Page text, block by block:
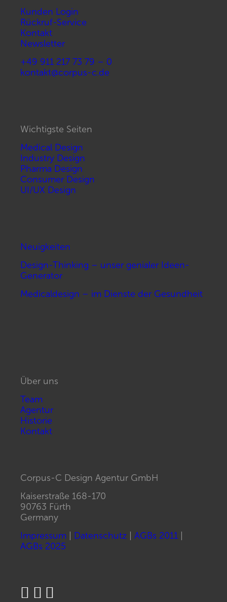
Kunden Login
Rückruf-Service
Kontakt
Newsletter
+49 911 217 73 79 – 0
kontakt@corpus-c.de
Wichtigste Seiten
Medical Design
Industry Design
Pharma Design
Consumer Design
UI/UX Design
Neuigkeiten
Design-Thinking – unser genialer Ideen-
Generator
Medicaldesign – im Dienste der Gesundheit
Über uns
Team
Agentur
Historie
Kontakt
Corpus-C Design Agentur GmbH
Kaiserstraße 168-170
90763 Fürth
Germany
Impressum
Datenschutz AGBs 2011
AGBs 2025